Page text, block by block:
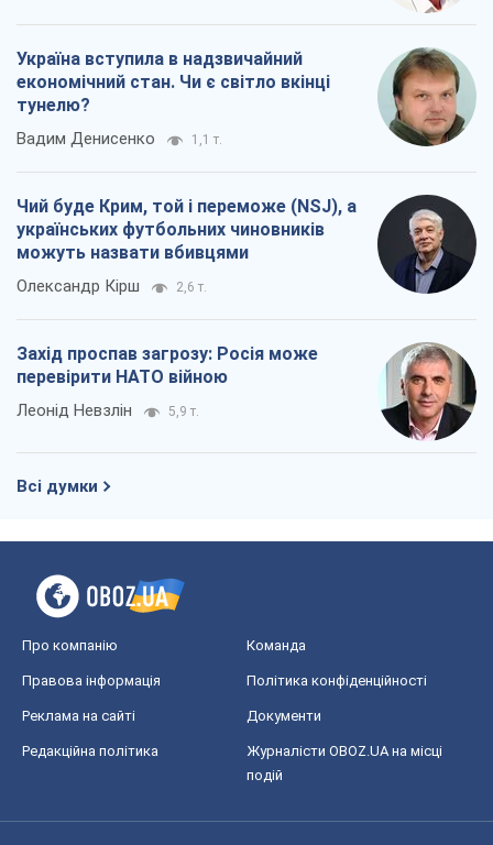
Україна вступила в надзвичайний
економічний стан. Чи є світло вкінці
тунелю?
Вадим Денисенко 1,1 т.
Чий буде Крим, той і переможе (NSJ), а
українських футбольних чиновників
можуть назвати вбивцями
Олександр Кірш 2,6 т.
Захід проспав загрозу: Росія може
перевірити НАТО війною
Леонід Невзлін 5,9 т.
Всі думки
Про компанію Команда
Правова інформація Політика конфіденційності
Реклама на сайті Документи
Редакційна політика
Журналісти OBOZ.UA на місці
подій